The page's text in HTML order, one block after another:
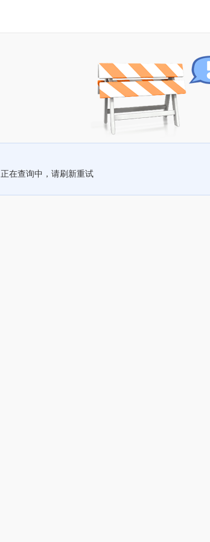
正在查询中，请刷新重试